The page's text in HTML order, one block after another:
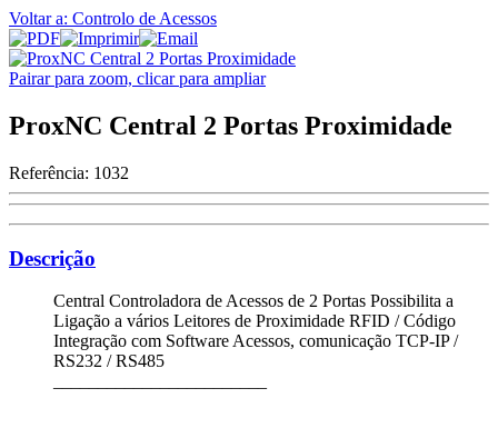
Voltar a: Controlo de Acessos
Pairar para zoom, clicar para ampliar
ProxNC Central 2 Portas Proximidade
Referência: 1032
Descrição
Central Controladora de Acessos de 2 Portas Possibilita a
Ligação a vários Leitores de Proximidade RFID / Código
Integração com Software Acessos, comunicação TCP-IP /
RS232 / RS485